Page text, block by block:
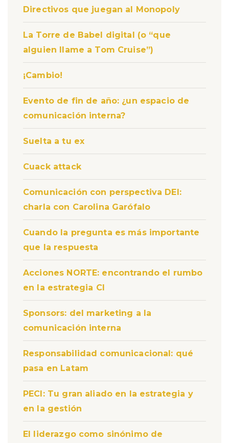
Directivos que juegan al Monopoly
La Torre de Babel digital (o “que
alguien llame a Tom Cruise”)
¡Cambio!
Evento de fin de año: ¿un espacio de
comunicación interna?
Suelta a tu ex
Cuack attack
Comunicación con perspectiva DEI:
charla con Carolina Garófalo
Cuando la pregunta es más importante
que la respuesta
Acciones NORTE: encontrando el rumbo
en la estrategia CI
Sponsors: del marketing a la
comunicación interna
Responsabilidad comunicacional: qué
pasa en Latam
PECI: Tu gran aliado en la estrategia y
en la gestión
El liderazgo como sinónimo de